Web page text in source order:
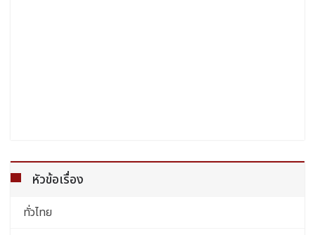
หัวข้อเรื่อง
ทั่วไทย